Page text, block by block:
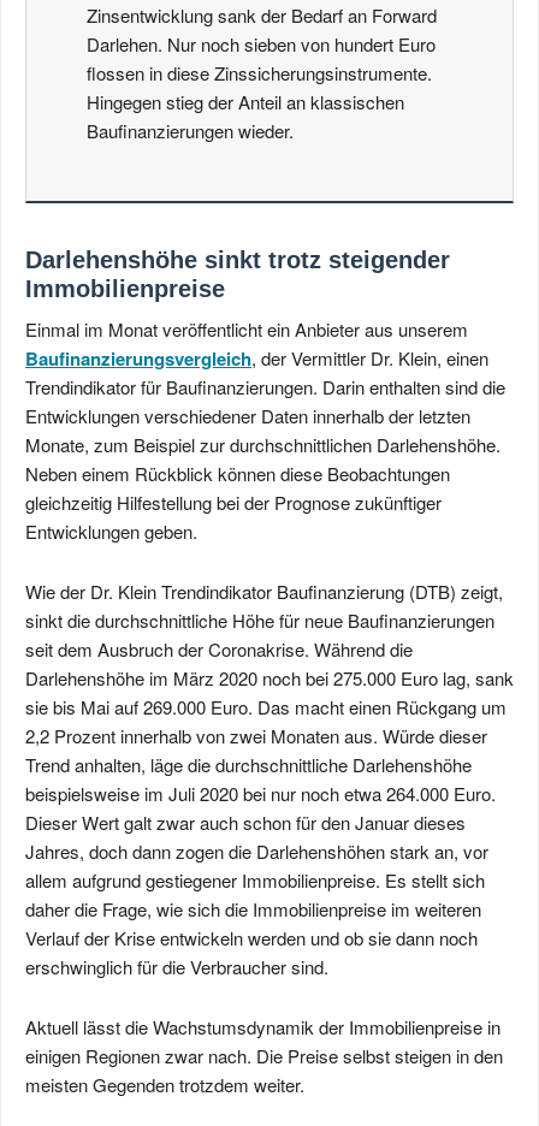
Zinsentwicklung sank der Bedarf an Forward
Darlehen. Nur noch sieben von hundert Euro
flossen in diese Zinssicherungsinstrumente.
Hingegen stieg der Anteil an klassischen
Baufinanzierungen wieder.
Darlehenshöhe sinkt trotz steigender
Immobilienpreise
Einmal im Monat veröffentlicht ein Anbieter aus unserem
Baufinanzierungsvergleich, der Vermittler Dr. Klein, einen
Trendindikator für Baufinanzierungen. Darin enthalten sind die
Entwicklungen verschiedener Daten innerhalb der letzten
Monate, zum Beispiel zur durchschnittlichen Darlehenshöhe.
Neben einem Rückblick können diese Beobachtungen
gleichzeitig Hilfestellung bei der Prognose zukünftiger
Entwicklungen geben.
Wie der Dr. Klein Trendindikator Baufinanzierung (DTB) zeigt,
sinkt die durchschnittliche Höhe für neue Baufinanzierungen
seit dem Ausbruch der Coronakrise. Während die
Darlehenshöhe im März 2020 noch bei 275.000 Euro lag, sank
sie bis Mai auf 269.000 Euro. Das macht einen Rückgang um
2,2 Prozent innerhalb von zwei Monaten aus. Würde dieser
Trend anhalten, läge die durchschnittliche Darlehenshöhe
beispielsweise im Juli 2020 bei nur noch etwa 264.000 Euro.
Dieser Wert galt zwar auch schon für den Januar dieses
Jahres, doch dann zogen die Darlehenshöhen stark an, vor
allem aufgrund gestiegener Immobilienpreise. Es stellt sich
daher die Frage, wie sich die Immobilienpreise im weiteren
Verlauf der Krise entwickeln werden und ob sie dann noch
erschwinglich für die Verbraucher sind.
Aktuell lässt die Wachstumsdynamik der Immobilienpreise in
einigen Regionen zwar nach. Die Preise selbst steigen in den
meisten Gegenden trotzdem weiter.